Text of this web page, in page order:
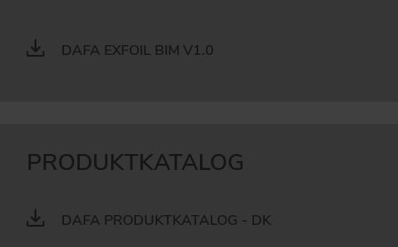
DAFA EXFOIL BIM V1.0
PRODUKTKATALOG
DAFA PRODUKTKATALOG - DK